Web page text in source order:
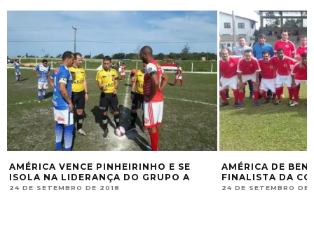
AMÉRICA VENCE PINHEIRINHO E SE
ISOLA NA LIDERANÇA DO GRUPO A
24 DE SETEMBRO DE 2018
AMÉRICA DE
FINALISTA DA
24 DE SETEMBRO DE